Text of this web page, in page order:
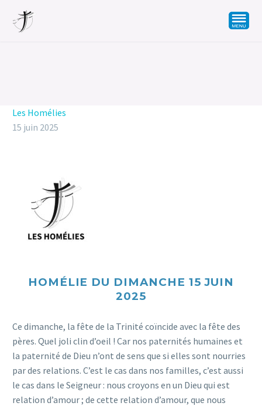
Les Homélies
15 juin 2025
HOMÉLIE DU DIMANCHE 15 JUIN
2025
Ce dimanche, la fête de la Trinité coïncide avec la fête des
pères. Quel joli clin d’oeil ! Car nos paternités humaines et
la paternité de Dieu n’ont de sens que si elles sont nourries
par des relations. C’est le cas dans nos familles, c’est aussi
le cas dans le Seigneur : nous croyons en un Dieu qui est
relation d’amour ; de cette relation d’amour, que nous